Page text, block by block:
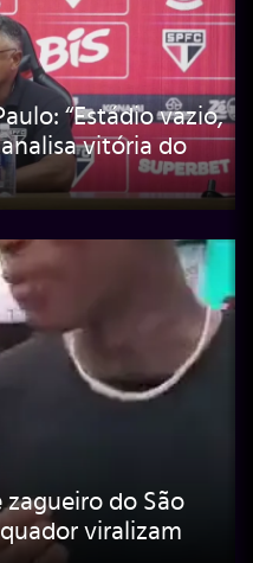
“Estádio vazio,
vitória do
zagueiro do São
viralizam